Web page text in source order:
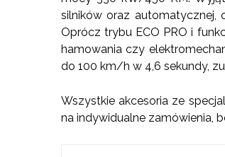
silników oraz automatycznej,
Oprócz trybu ECO PRO i
hamowania czy
do 100 km/h w 4,6 sekundy,
Wszystkie akcesoria ze
na indywidualne zamówienia,